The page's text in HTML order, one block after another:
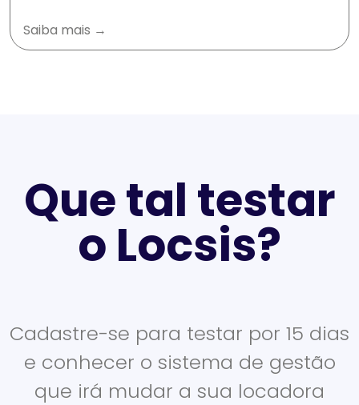
Saiba mais →
Que tal testar
o Locsis?
Cadastre-se para testar por 15 dias
e conhecer o sistema de gestão
que irá mudar a sua locadora